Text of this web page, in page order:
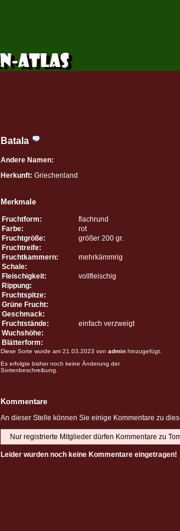
Batala
Andere Namen:
Herkunft: Griechenland
Merkmale
Fruchtform:
flachrund
Farbe:
rot
Fruchtgröße:
größer 200 gr.
Fruchtreife:
Fruchtkammern:
mehrkämmrig
Schale:
Fleischigkeit:
vollfleischig
Rippung:
Fruchtspitze:
Grüne Frucht:
Geschmack:
Fruchtstände:
einfach verzweigt
Wuchshöhe:
Blätterform:
Diese Sorte wurde am 21.03.2023 von admin hinzugefügt.
Es erfolgte bisher noch keine Änderung der
Sortenbeschreibung.
Kommentare
An dieser Stelle können Sie einige Kommentare zu
Nur registrierte Mitglieder dürfen Kommentare zu
Leider wurden noch keine Kommentare eingetragen!